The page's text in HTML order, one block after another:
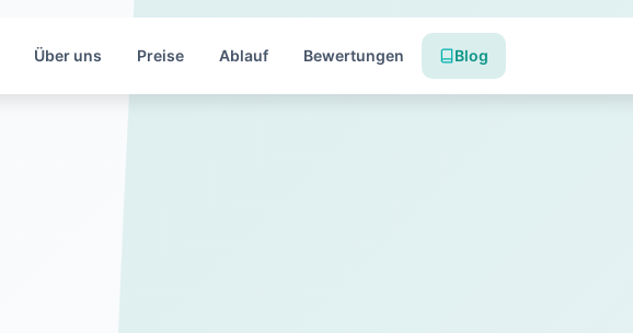
Über uns Preise Ablauf Bewertungen Blog